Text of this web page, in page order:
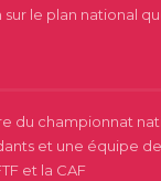
sur le plan national
du championnat
et une équipe
et la CAF